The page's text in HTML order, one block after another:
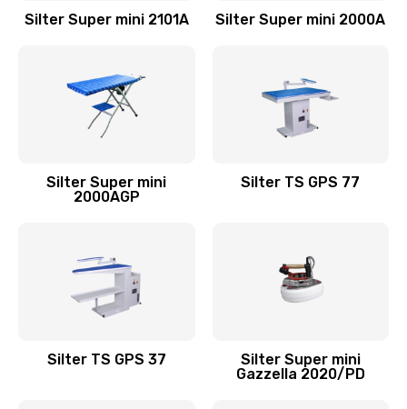
Silter Super mini 2101А Silter Super mini 2000А
Silter Super mini
2000АGP
Silter TS GPS 77
Silter TS GPS 37
Silter Super mini
Gazzella 2020/PD